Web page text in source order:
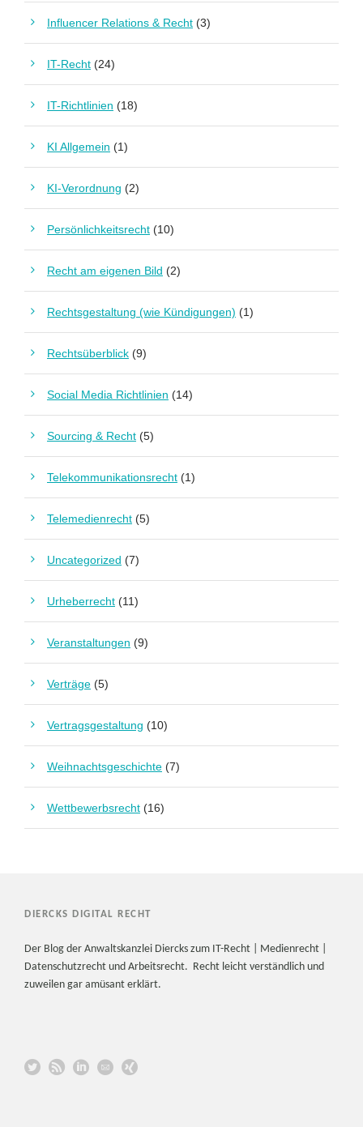
Influencer Relations & Recht (3)
IT-Recht (24)
IT-Richtlinien (18)
KI Allgemein (1)
KI-Verordnung (2)
Persönlichkeitsrecht (10)
Recht am eigenen Bild (2)
Rechtsgestaltung (wie Kündigungen) (1)
Rechtsüberblick (9)
Social Media Richtlinien (14)
Sourcing & Recht (5)
Telekommunikationsrecht (1)
Telemedienrecht (5)
Uncategorized (7)
Urheberrecht (11)
Veranstaltungen (9)
Verträge (5)
Vertragsgestaltung (10)
Weihnachtsgeschichte (7)
Wettbewerbsrecht (16)
DIERCKS DIGITAL RECHT
Der Blog der Anwaltskanzlei Diercks zum IT-Recht | Medienrecht |
Datenschutzrecht und Arbeitsrecht. Recht leicht verständlich und
zuweilen gar amüsant erklärt.